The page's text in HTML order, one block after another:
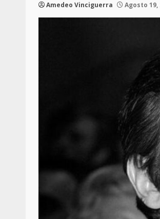
Amedeo Vinciguerra Agosto 19,